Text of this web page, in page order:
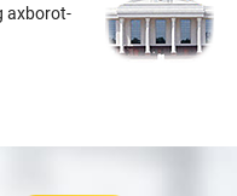
axborot-